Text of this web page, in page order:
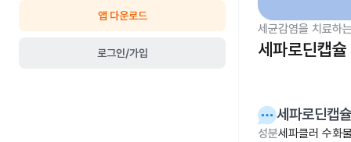
앱 다운로드
로그인/가입
세균감염을 치료하
세파로딘캡
세파로딘캡
성분세파클러 수화